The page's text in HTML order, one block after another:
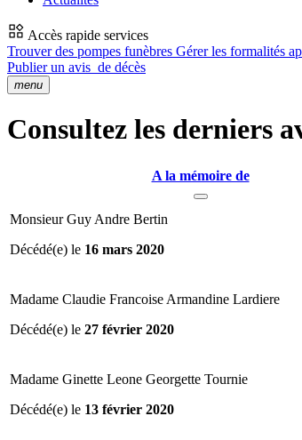
Accès rapide services
Trouver des pompes funèbres Gérer les formalités
Publier un avis de décès
menu
Consultez les derniers
A la mémoire de
Monsieur Guy Andre Bertin
Décédé(e) le 16 mars 2020
Madame Claudie Francoise Armandine Lardiere
Décédé(e) le 27 février 2020
Madame Ginette Leone Georgette Tournie
Décédé(e) le 13 février 2020